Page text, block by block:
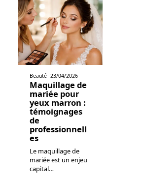
Beauté 23/04/2026
Maquillage de
mariée pour
yeux marron :
témoignages
de
professionnell
es
Le maquillage de
mariée est un enjeu
capital…